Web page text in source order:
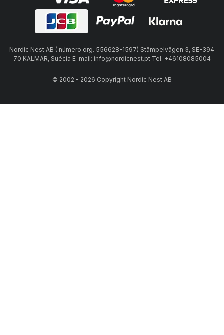
Nordic Nest AB ( número org. 556628-1597) Stämpelvägen 3, SE-394
70 KALMAR, Suécia E-mail: info@nordicnest.pt Tel. +46108085004
© 2002 - 2026 Copyright Nordic Nest AB